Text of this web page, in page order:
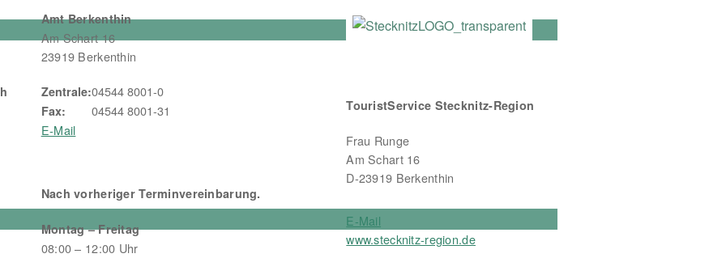
Amt Berkenthin
Am Schart 16
23919 Berkenthin
Zentrale:04544 8001-0
Fax:
04544 8001-31
E-Mail
Nach vorheriger Terminvereinbarung.
Montag – Freitag
08:00 – 12:00 Uhr
TouristService Stecknitz-Region
Frau Runge
Am Schart 16
D-23919 Berkenthin
E-Mail
www.stecknitz-region.de